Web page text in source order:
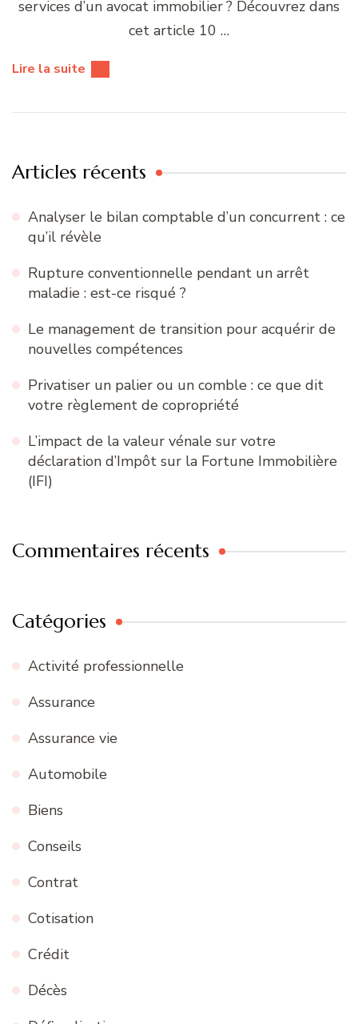
services d’un avocat immobilier ? Découvrez dans
cet article 10 …
Lire la suite
Articles récents
Analyser le bilan comptable d’un concurrent : ce
qu’il révèle
Rupture conventionnelle pendant un arrêt
maladie : est-ce risqué ?
Le management de transition pour acquérir de
nouvelles compétences
Privatiser un palier ou un comble : ce que dit
votre règlement de copropriété
L’impact de la valeur vénale sur votre
déclaration d’Impôt sur la Fortune Immobilière
(IFI)
Commentaires récents
Catégories
Activité professionnelle
Assurance
Assurance vie
Automobile
Biens
Conseils
Contrat
Cotisation
Crédit
Décès